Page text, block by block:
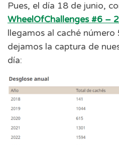
Pues, el día 18 de junio,
WheelOfChallenges #6 –
llegamos al caché
dejamos la captura de
día: